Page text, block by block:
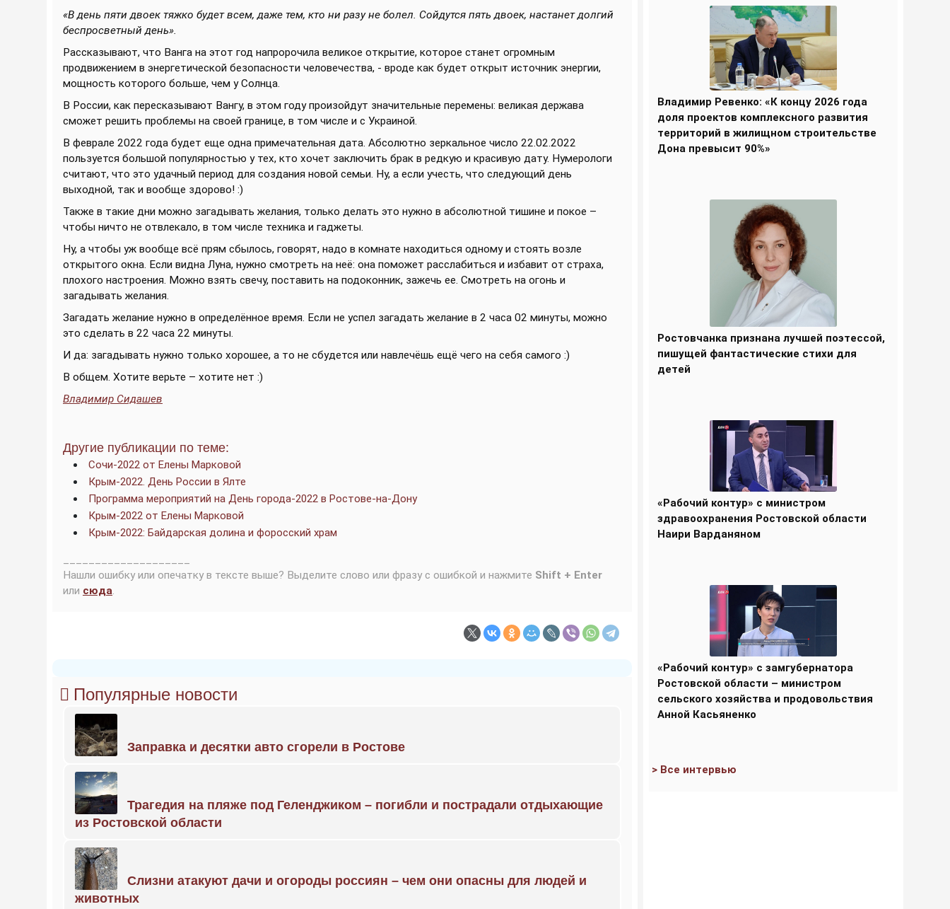
«В день пяти двоек тяжко будет всем, даже тем, кто ни разу не болел. Сойдутся пять двоек, настанет долгий
беспросветный день».
Рассказывают, что Ванга на этот год напророчила великое открытие, которое станет огромным
продвижением в энергетической безопасности человечества, - вроде как будет открыт источник энергии,
мощность которого больше, чем у Солнца.
В России, как пересказывают Вангу, в этом году произойдут значительные перемены: великая держава
сможет решить проблемы на своей границе, в том числе и с Украиной.
В феврале 2022 года будет еще одна примечательная дата. Абсолютно зеркальное число 22.02.2022
пользуется большой популярностью у тех, кто хочет заключить брак в редкую и красивую дату. Нумерологи
считают, что это удачный период для создания новой семьи. Ну, а если учесть, что следующий день
выходной, так и вообще здорово! :)
Также в такие дни можно загадывать желания, только делать это нужно в абсолютной тишине и покое –
чтобы ничто не отвлекало, в том числе техника и гаджеты.
Ну, а чтобы уж вообще всё прям сбылось, говорят, надо в комнате находиться одному и стоять возле
открытого окна. Если видна Луна, нужно смотреть на неё: она поможет расслабиться и избавит от страха,
плохого настроения. Можно взять свечу, поставить на подоконник, зажечь ее. Смотреть на огонь и
загадывать желания.
Загадать желание нужно в определённое время. Если не успел загадать желание в 2 часа 02 минуты, можно
это сделать в 22 часа 22 минуты.
И да: загадывать нужно только хорошее, а то не сбудется или навлечёшь ещё чего на себя самого :)
В общем. Хотите верьте – хотите нет :)
Владимир Сидашев
Другие публикации по теме:
Сочи-2022 от Елены Марковой
Крым-2022. День России в Ялте
Программа мероприятий на День города-2022 в Ростове-на-Дону
Крым-2022 от Елены Марковой
Крым-2022: Байдарская долина и форосский храм
Нашли ошибку или опечатку в тексте выше? Выделите слово или фразу с ошибкой и нажмите Shift + Enter
или сюда.
Популярные новости
Заправка и десятки авто сгорели в Ростове
Трагедия на пляже под Геленджиком – погибли и пострадали отдыхающие
из Ростовской области
Слизни атакуют дачи и огороды россиян – чем они опасны для людей и
животных
Владимир Ревенко: «К концу 2026 года
доля проектов комплексного развития
территорий в жилищном строительстве
Дона превысит 90%»
Ростовчанка признана лучшей поэтессой,
пишущей фантастические стихи для
детей
«Рабочий контур» с министром
здравоохранения Ростовской области
Наири Варданяном
«Рабочий контур» с замгубернатора
Ростовской области – министром
сельского хозяйства и продовольствия
Анной Касьяненко
> Все интервью